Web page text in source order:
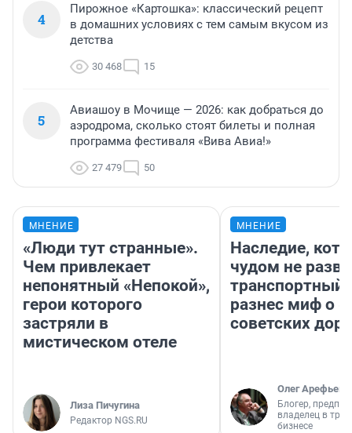
4
Пирожное «Картошка»: классический рецепт
в домашних условиях с тем самым вкусом из
детства
30 468 15
5
Авиашоу в Мочище — 2026: как добраться до
аэродрома, сколько стоят билеты и полная
программа фестиваля «Вива Авиа!»
27 479 50
МНЕНИЕ
«Люди тут странные».
Чем привлекает
непонятный «Непокой»,
герои которого
застряли в
мистическом отеле
Лиза Пичугина
Редактор NGS.RU
МНЕНИЕ
Наследие,
чудом не
транспортный
разнес миф о
советских
Олег Арефьев
Блогер,
владелец в
бизнесе